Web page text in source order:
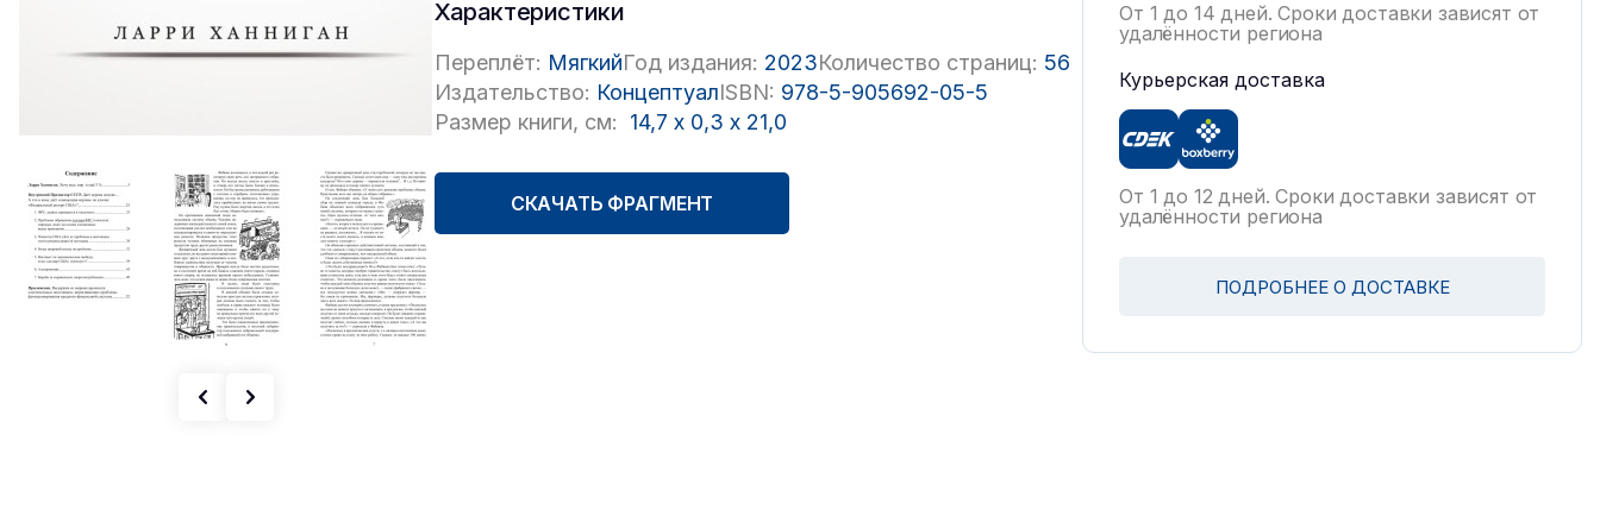
Характеристики
Переплёт: МягкийГод издания: 2023Количество страниц: 56
Издательство: КонцептуалISBN: 978-5-905692-05-5
Размер книги, см:
14,7 x 0,3 x 21,0
СКАЧАТЬ ФРАГМЕНТ
От 1 до 14 дней. Сроки доставки зависят от
удалённости региона
Курьерская доставка
От 1 до 12 дней. Сроки доставки зависят от
удалённости региона
ПОДРОБНЕЕ О ДОСТАВКЕ